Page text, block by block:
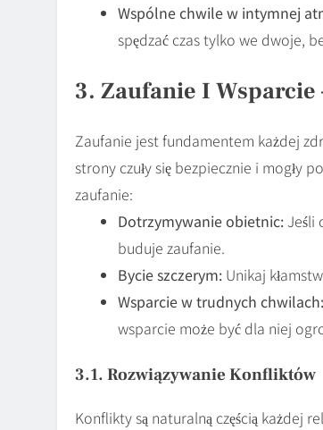
Wspólne chwile w intymnej
spędzać czas tylko we dwoje,
3. Zaufanie I Wsparcie
Zaufanie jest fundamentem każdej
strony czuły się bezpiecznie i mogły
zaufanie:
Dotrzymywanie obietnic: Jeśli
buduje zaufanie.
Bycie szczerym: Unikaj
Wsparcie w trudnych chwilach:
wsparcie może być dla niej
3.1. Rozwiązywanie Konfliktów
Konflikty są naturalną częścią każdej